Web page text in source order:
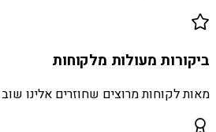
ביקורות מעולות מלקוחות
מאות לקוחות מרוצים שחוזרים אלינו